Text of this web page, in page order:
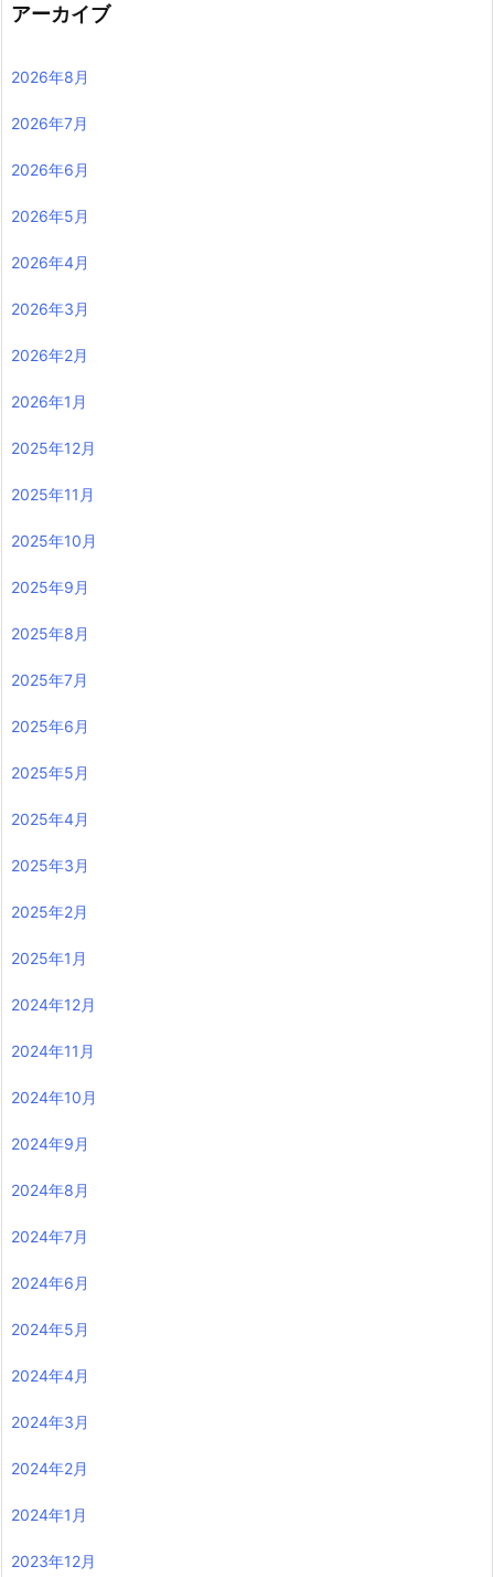
アーカイブ
2026年8月
2026年7月
2026年6月
2026年5月
2026年4月
2026年3月
2026年2月
2026年1月
2025年12月
2025年11月
2025年10月
2025年9月
2025年8月
2025年7月
2025年6月
2025年5月
2025年4月
2025年3月
2025年2月
2025年1月
2024年12月
2024年11月
2024年10月
2024年9月
2024年8月
2024年7月
2024年6月
2024年5月
2024年4月
2024年3月
2024年2月
2024年1月
2023年12月